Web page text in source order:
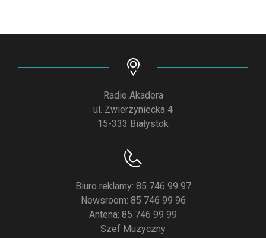
Radio Akadera
ul. Zwierzyniecka 4
15-333 Białystok
Biuro reklamy: 85 746 99 97
Newsroom: 85 746 99 96
Antena: 85 746 99 99
Szef Muzyczny